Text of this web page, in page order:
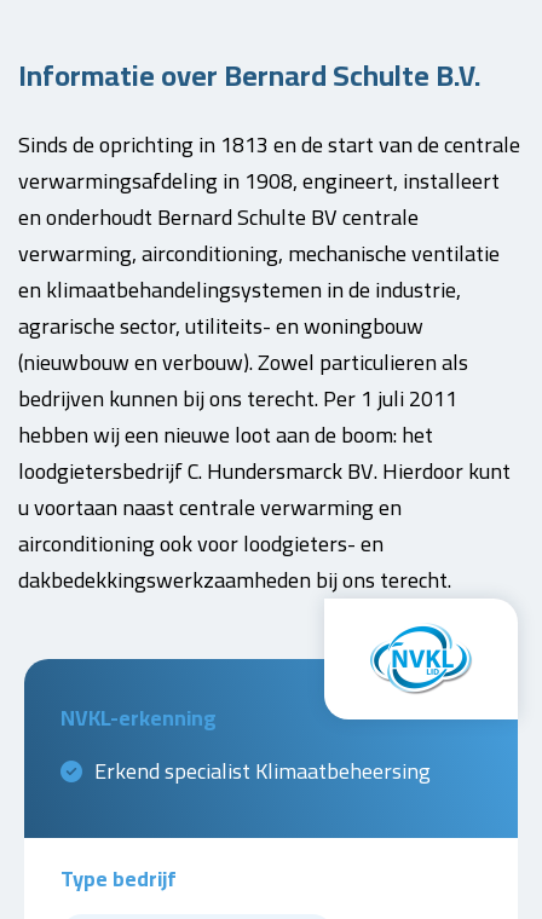
Informatie over Bernard Schulte B.V.
Sinds de oprichting in 1813 en de start van de centrale
verwarmingsafdeling in 1908, engineert, installeert
en onderhoudt Bernard Schulte BV centrale
verwarming, airconditioning, mechanische ventilatie
en klimaatbehandelingsystemen in de industrie,
agrarische sector, utiliteits- en woningbouw
(nieuwbouw en verbouw). Zowel particulieren als
bedrijven kunnen bij ons terecht. Per 1 juli 2011
hebben wij een nieuwe loot aan de boom: het
loodgietersbedrijf C. Hundersmarck BV. Hierdoor kunt
u voortaan naast centrale verwarming en
airconditioning ook voor loodgieters- en
dakbedekkingswerkzaamheden bij ons terecht.
NVKL-erkenning
Erkend specialist Klimaatbeheersing
Type bedrijf